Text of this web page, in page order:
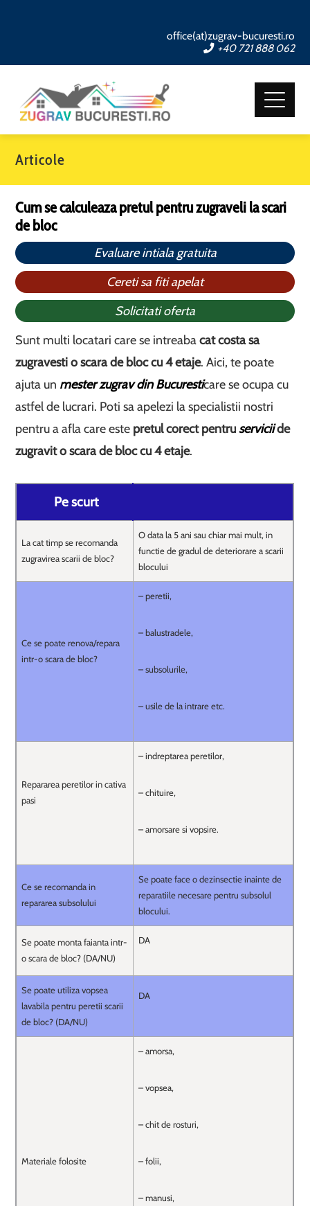
office(at)zugrav-bucuresti.ro
+40 721 888 062
Articole
Cum se calculeaza pretul pentru zugraveli la scari
de bloc
Evaluare intiala gratuita
Cereti sa fiti apelat
Solicitati oferta
Sunt multi locatari care se intreabacat costa sa
zugravesti o scara de bloc cu 4 etaje. Aici, te poate
ajuta un mester zugrav din Bucuresticare se ocupa cu
astfel de lucrari. Poti sa apelezi la specialistii nostri
pentru a afla care este pretul corect pentruserviciide
zugravit o scara de bloc cu 4 etaje.
Pe scurt
La cat timp se recomanda
zugravirea scarii de bloc?
O data la 5 ani sau chiar mai mult, in
functie de gradul de deteriorare a scarii
blocului
Ce se poate renova/repara
intr-o scara de bloc?
– peretii,
– balustradele,
– subsolurile,
– usile de la intrare etc.
Repararea peretilor in cativa
pasi
– indreptarea peretilor,
– chituire,
– amorsare si vopsire.
Ce se recomanda in
repararea subsolului
Se poate face o dezinsectie inainte de
reparatiile necesare pentru subsolul
blocului.
Se poate monta faianta intr-
o scara de bloc? (DA/NU)
DA
Se poate utiliza vopsea
lavabila pentru peretii scarii
de bloc? (DA/NU)
DA
Materiale folosite
– amorsa,
– vopsea,
– chit de rosturi,
– folii,
– manusi,